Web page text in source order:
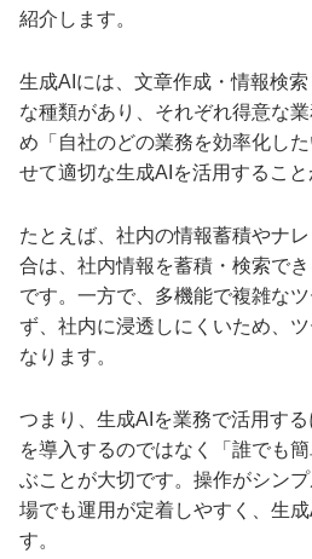
紹介します。
生成AIには、文章作成・情報検
な種類があり、それぞれ得意な
め「自社のどの業務を効率化し
せて適切な生成AIを活用すること
たとえば、社内の情報蓄積やナ
合は、社内情報を蓄積・検索で
です。一方で、多機能で複雑な
ず、社内に浸透しにくいため、
なります。
つまり、生成AIを業務で活用する
を導入するのではなく「誰でも
ぶことが大切です。操作がシン
場でも運用が定着しやすく、生
す。